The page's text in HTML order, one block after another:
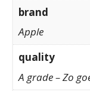
brand
Apple
quality
A grade – Zo